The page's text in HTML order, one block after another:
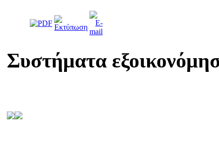
Συστήματα